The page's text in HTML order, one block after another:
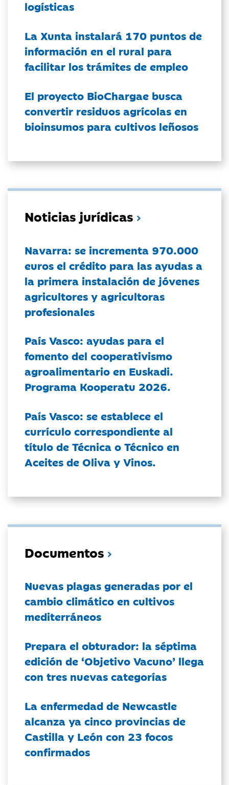
logísticas
La Xunta instalará 170 puntos de
información en el rural para
facilitar los trámites de empleo
El proyecto BioChargae busca
convertir residuos agrícolas en
bioinsumos para cultivos leñosos
Noticias jurídicas
Navarra: se incrementa 970.000
euros el crédito para las ayudas a
la primera instalación de jóvenes
agricultores y agricultoras
profesionales
País Vasco: ayudas para el
fomento del cooperativismo
agroalimentario en Euskadi.
Programa Kooperatu 2026.
País Vasco: se establece el
currículo correspondiente al
título de Técnica o Técnico en
Aceites de Oliva y Vinos.
Documentos
Nuevas plagas generadas por el
cambio climático en cultivos
mediterráneos
Prepara el obturador: la séptima
edición de ‘Objetivo Vacuno’ llega
con tres nuevas categorías
La enfermedad de Newcastle
alcanza ya cinco provincias de
Castilla y León con 23 focos
confirmados